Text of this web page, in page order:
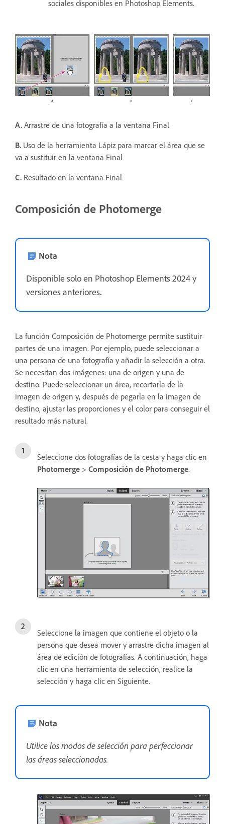
sociales disponibles en Photoshop Elements.
A. Arrastre de una fotografía a la ventana Final
B. Uso de la herramienta Lápiz para marcar el área que se
va a sustituir en la ventana Final
C. Resultado en la ventana Final
Composición de Photomerge
Nota
Disponible solo en Photoshop Elements 2024 y
versiones anteriores.
La función Composición de Photomerge permite sustituir
partes de una imagen. Por ejemplo, puede seleccionar a
una persona de una fotografía y añadir la selección a otra.
Se necesitan dos imágenes: una de origen y una de
destino. Puede seleccionar un área, recortarla de la
imagen de origen y, después de pegarla en la imagen de
destino, ajustar las proporciones y el color para conseguir el
resultado más natural.
Seleccione dos fotografías de la cesta y haga clic en
Photomerge > Composición de Photomerge.
Seleccione la imagen que contiene el objeto o la
persona que desea mover y arrastre dicha imagen al
área de edición de fotografías. A continuación, haga
clic en una herramienta de selección, realice la
selección y haga clic en Siguiente.
Nota
Utilice los modos de selección para perfeccionar
las áreas seleccionadas.